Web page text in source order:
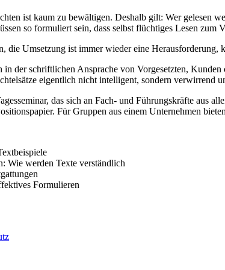
ist kaum zu bewältigen. Deshalb gilt: Wer gelesen
so formuliert sein, dass selbst flüchtiges Lesen zum
die Umsetzung ist immer wieder eine
in der schriftlichen Ansprache von Vorgesetzten,
eigentlich nicht intelligent, sondern verwirrend
das sich an Fach- und Führungskräfte aus
Für Gruppen aus einem Unternehmen
Wie werden Texte verständlich
Formulieren